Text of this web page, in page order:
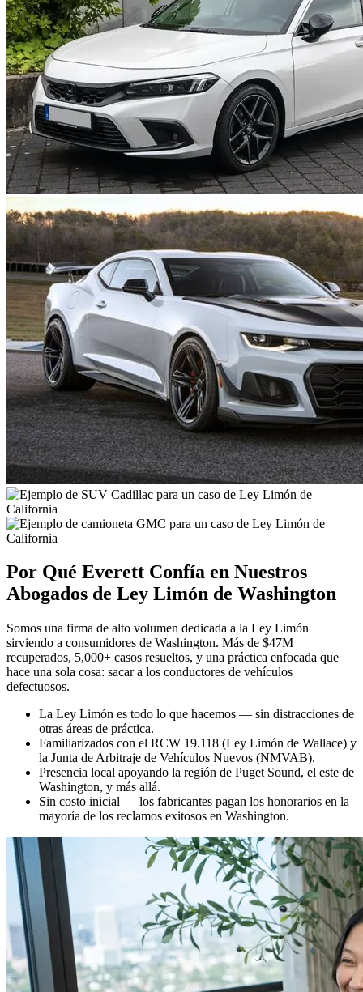
Por Qué Everett Confía en Nuestros
Abogados de Ley Limón de Washington
Somos una firma de alto volumen dedicada a la Ley Limón
sirviendo a consumidores de Washington. Más de $47M
recuperados, 5,000+ casos resueltos, y una práctica enfocada que
hace una sola cosa: sacar a los conductores de vehículos
defectuosos.
La Ley Limón es todo lo que hacemos — sin distracciones de
otras áreas de práctica.
Familiarizados con el RCW 19.118 (Ley Limón de Wallace) y
la Junta de Arbitraje de Vehículos Nuevos (NMVAB).
Presencia local apoyando la región de Puget Sound, el este de
Washington, y más allá.
Sin costo inicial — los fabricantes pagan los honorarios en la
mayoría de los reclamos exitosos en Washington.